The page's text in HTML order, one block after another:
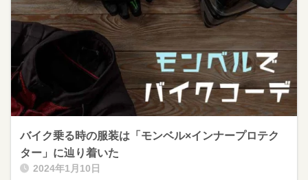
バイク乗る時の服装は「モンベル×インナープロテク
ター」に辿り着いた
2024年1月10日